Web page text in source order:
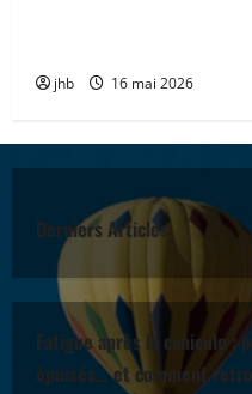
jhb 16 mai 2026
Derniers Articles
Fatigue après la canicule :
épuisés… et comment